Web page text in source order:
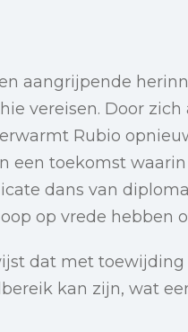
aangrijpende
vereisen. Door zich
Rubio
een toekomst waarin
dans van
op vrede hebben
dat met toewijding
kan zijn, wat